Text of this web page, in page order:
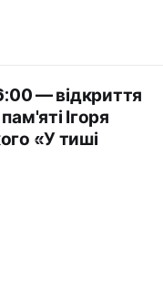
— відкриття
Ігоря
«У тиші